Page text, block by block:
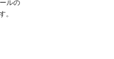
ルの
。